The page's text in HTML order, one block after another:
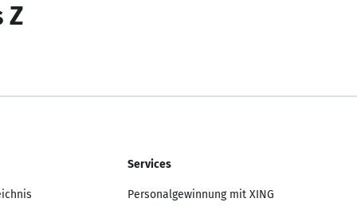
Z
Services
Personalgewinnung mit XING